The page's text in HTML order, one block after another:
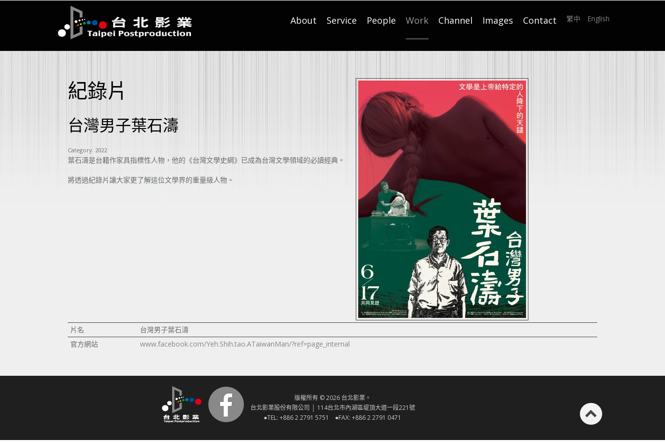
About Service People Work Channel Images Contact 繁中 English
紀錄片
台灣男子葉石濤
Category: 2022
葉石濤是台籍作家具指標性人物，他的《台灣文學史綱》已成為台灣文學領域的必讀經典。
將透過紀錄片讓大家更了解這位文學界的重量級人物。
片名
台灣男子葉石濤
官方網站
www.facebook.com/Yeh.Shih.tao.ATaiwanMan/?ref=page_internal
版權所有 © 2026 台北影業。
台北影業股份有限公司 │ 114台北市內湖區堤頂大道一段221號
●TEL: +886 2 2791 5751 ●FAX: +886 2 2791 0471